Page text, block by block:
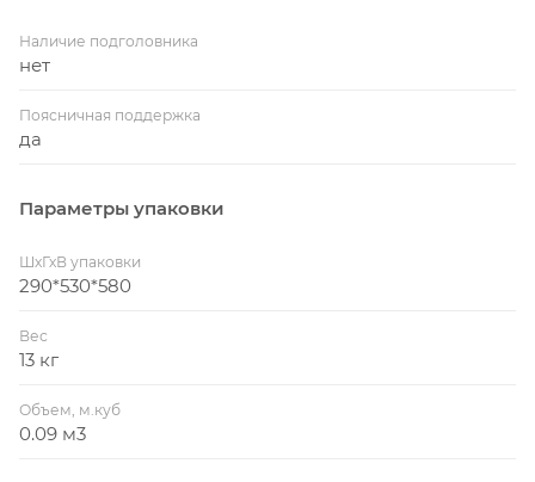
Наличие подголовника
нет
Поясничная поддержка
да
Параметры упаковки
ШхГхВ упаковки
290*530*580
Вес
13 кг
Объем, м.куб
0.09 м3